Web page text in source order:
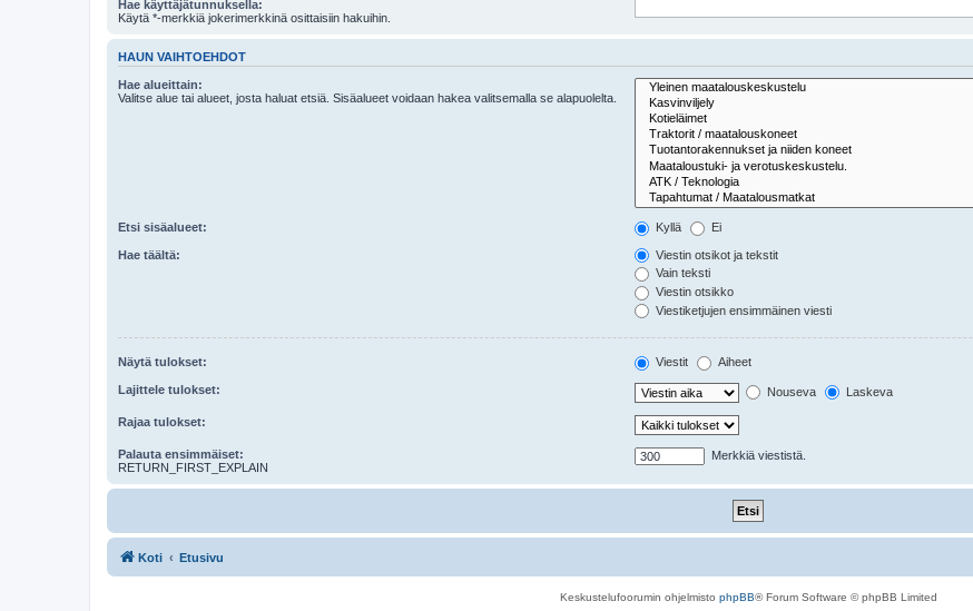
Hae käyttäjätunnuksella:
Käytä *-merkkiä jokerimerkkinä osittaisiin hakuihin.
HAUN VAIHTOEHDOT
Hae alueittain:
Valitse alue tai alueet, josta haluat etsiä. Sisäalueet voidaan hakea valitsemalla se alapuolelta.
Etsi sisäalueet: Kyllä Ei
Hae täältä:
Viestin otsikot ja tekstit
Vain teksti
Viestin otsikko
Viestiketjujen ensimmäinen viesti
Näytä tulokset: Viestit Aiheet
Lajittele tulokset: Nouseva Laskeva
Rajaa tulokset:
Palauta ensimmäiset:
RETURN_FIRST_EXPLAIN
Merkkiä viestistä.
Koti Etusivu
Keskustelufoorumin ohjelmisto phpBB® Forum Software © phpBB Limited